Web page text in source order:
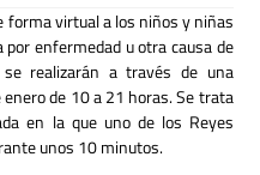
forma virtual a los niños y niñas
por enfermedad u otra causa de
e realizarán a través de una
de 10 a 21 horas. Se trata
en la que uno de los Reyes
unos 10 minutos.